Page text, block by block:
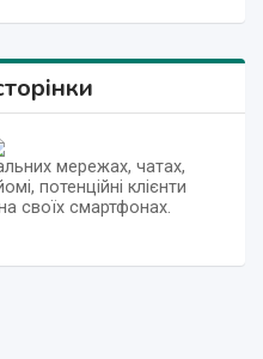
мережах, чатах,
потенційні клієнти
своїх смартфонах.